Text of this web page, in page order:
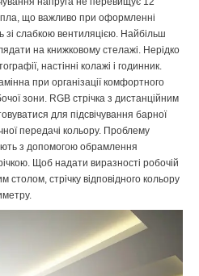
що важливо при оформленні
зі слабкою вентиляцією. Найбільш
на книжковому стелажі. Нерідко
настінні колажі і годинник.
при організації комфортного
зони. RGB стрічка з дистанційним
для підсвічування барної
передачі кольору. Проблему
з допомогою обрамлення
Щоб надати виразності робочій
стрічку відповідного кольору